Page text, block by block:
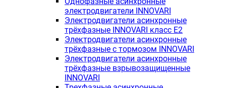
электродвигатели INNOVARI
Электродвигатели асинхронные
трёхфазные INNOVARI класс E2
Электродвигатели асинхронные
трёхфазные с тормозом INNOVARI
Электродвигатели асинхронные
трёхфазные взрывозащищенные
INNOVARI